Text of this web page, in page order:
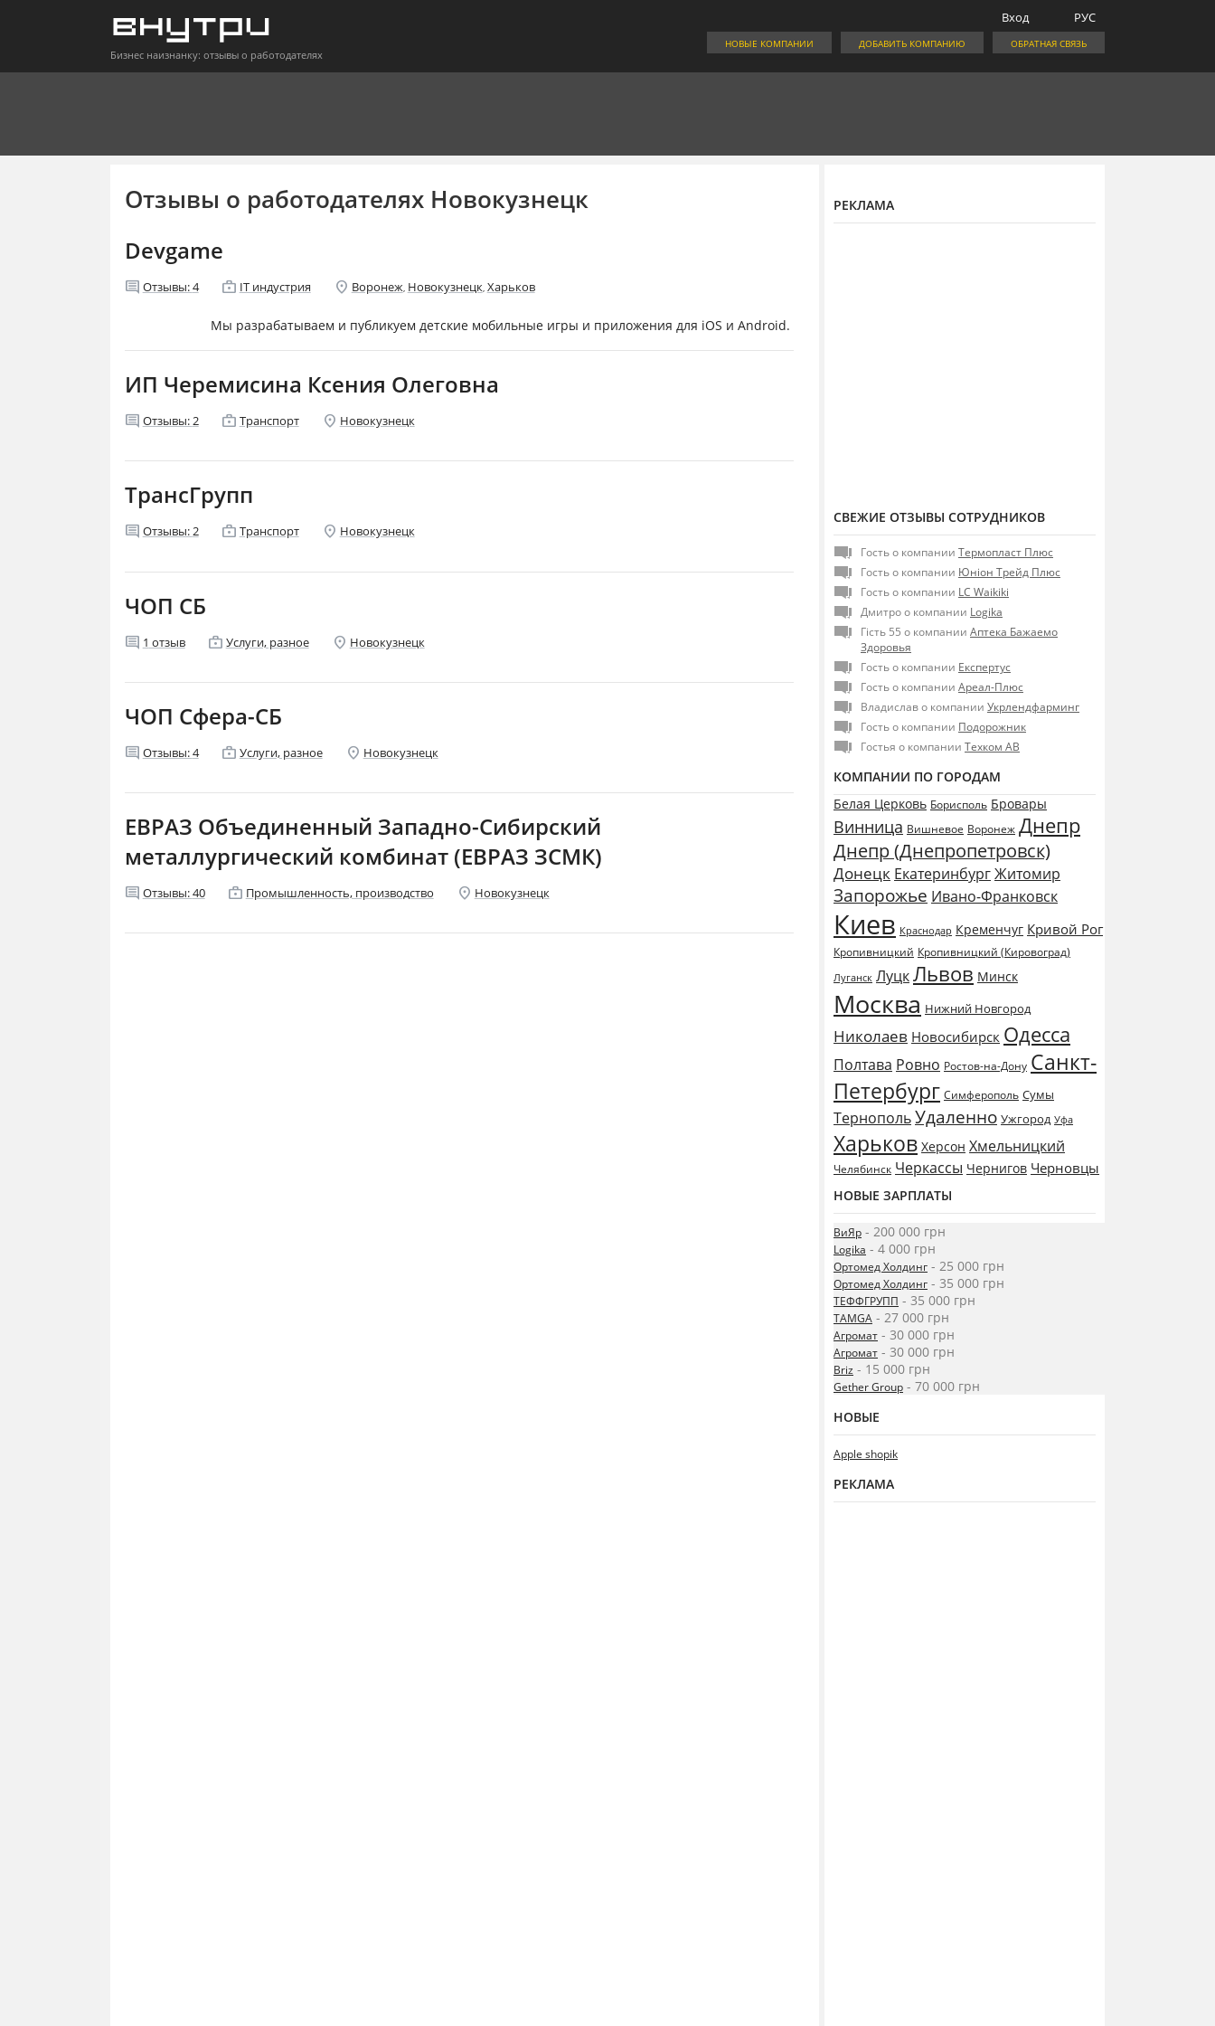
Бизнес наизнанку: отзывы о работодателях
РУС
Вход
ОБРАТНАЯ СВЯЗЬ
ДОБАВИТЬ КОМПАНИЮ
НОВЫЕ КОМПАНИИ
Отзывы о работодателях Новокузнецк
Devgame
comment Отзывы:4 enterprise IT индустрия location_on Воронеж, Новокузнецк, Харьков
Мы разрабатываем и публикуем детские мобильные игры и приложения для iOS и Android.
ИП Черемисина Ксения Олеговна
comment Отзывы:2 enterprise Транспорт location_on Новокузнецк
ТрансГрупп
comment Отзывы:2 enterprise Транспорт location_on Новокузнецк
ЧОП СБ
comment 1 отзыв enterprise Услуги, разное location_on Новокузнецк
ЧОП Сфера-СБ
comment Отзывы:4 enterprise Услуги, разное location_on Новокузнецк
ЕВРАЗ Объединенный Западно-Сибирский
металлургический комбинат (ЕВРАЗ ЗСМК)
comment Отзывы:40 enterprise Промышленность, производство location_on Новокузнецк
РЕКЛАМА
СВЕЖИЕ ОТЗЫВЫ СОТРУДНИКОВ
Гость о компании Термопласт Плюс
Гость о компании Юніон Трейд Плюс
Гость о компании LC Waikiki
Дмитро о компании Logika
Гість 55 о компании Аптека Бажаемо
Здоровья
Гость о компании Експертус
Гость о компании Ареал-Плюс
Владислав о компании Укрлендфарминг
Гость о компании Подорожник
Гостья о компании Техком АВ
КОМПАНИИ ПО ГОРОДАМ
Белая Церковь Борисполь Бровары
Винница Вишневое Воронеж Днепр
Днепр (Днепропетровск)
Донецк ЕкатеринбургЖитомир
Запорожье Ивано-Франковск
Киев Краснодар Кременчуг Кривой Рог
Кропивницкий Кропивницкий (Кировоград)
Луганск ЛуцкЛьвов Минск
Москва Нижний Новгород
Николаев Новосибирск Одесса
Полтава Ровно Ростов-на-Дону Санкт-
Петербург Симферополь Сумы
ТернопольУдаленно Ужгород Уфа
Харьков Херсон Хмельницкий
Челябинск Черкассы Чернигов Черновцы
НОВЫЕ ЗАРПЛАТЫ
ВиЯр - 200 000 грн
Logika - 4 000 грн
Ортомед Холдинг - 25 000 грн
Ортомед Холдинг - 35 000 грн
ТЕФФГРУПП - 35 000 грн
TAMGA - 27 000 грн
Агромат - 30 000 грн
Агромат - 30 000 грн
Briz - 15 000 грн
Gether Group - 70 000 грн
НОВЫЕ
Apple shopik
РЕКЛАМА